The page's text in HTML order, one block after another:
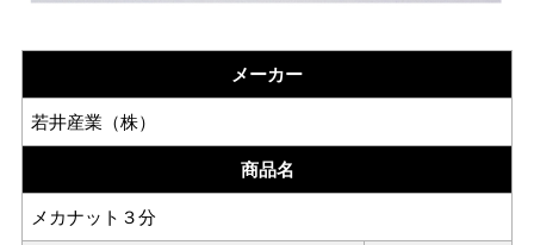
メーカー
若井産業（株）
商品名
メカナット３分